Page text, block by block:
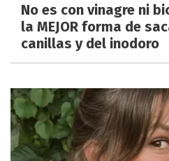
No es con vinagre ni
la MEJOR forma de
canillas y del inodoro